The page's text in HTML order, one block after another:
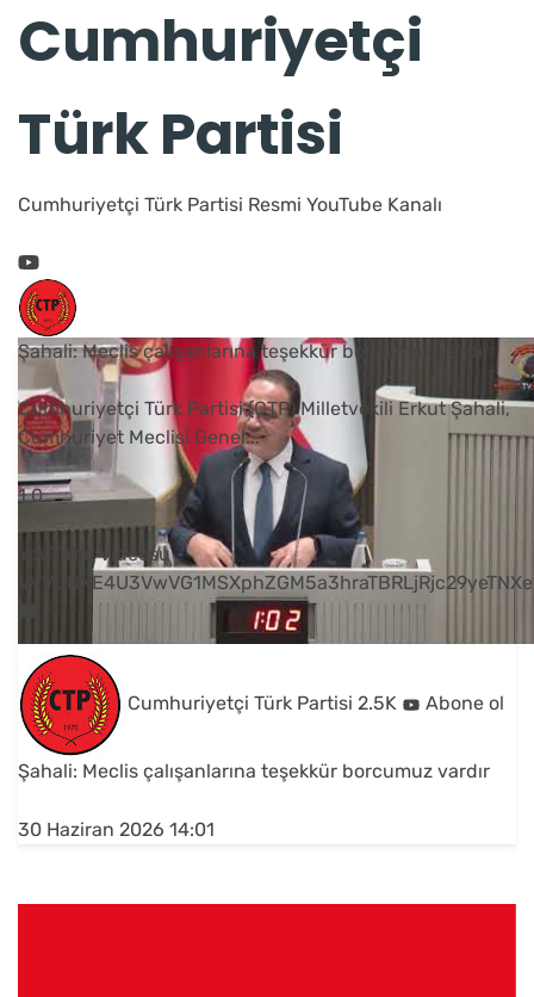
Cumhuriyetçi
Türk Partisi
Cumhuriyetçi Türk Partisi Resmi YouTube Kanalı
Şahali: Meclis çalışanlarına teşekkür borcumuz vardır
Cumhuriyetçi Türk Partisi (CTP) Milletvekili Erkut Şahali,
Cumhuriyet Meclisi Genel...
1 0
YouTube Videosu
Cumhuriyetçi Türk Partisi 2.5K Abone ol
Şahali: Meclis çalışanlarına teşekkür borcumuz vardır
30 Haziran 2026 14:01